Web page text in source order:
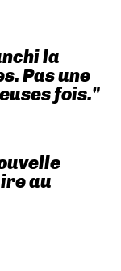
la
Pas une
fois."
au